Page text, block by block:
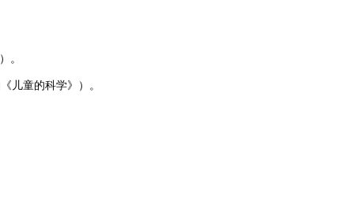
。
儿童的科学》）。